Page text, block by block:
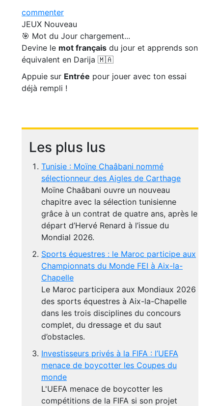
commenter
JEUX Nouveau
🎯 Mot du Jour chargement...
Devine le mot français du jour et apprends son
équivalent en Darija 🇲🇦
Appuie sur Entrée pour jouer avec ton essai
déjà rempli !
Les plus lus
Tunisie : Moïne Chaâbani nommé
sélectionneur des Aigles de Carthage
Moïne Chaâbani ouvre un nouveau
chapitre avec la sélection tunisienne
grâce à un contrat de quatre ans, après le
départ d’Hervé Renard à l’issue du
Mondial 2026.
Sports équestres : le Maroc participe aux
Championnats du Monde FEI à Aix-la-
Chapelle
Le Maroc participera aux Mondiaux 2026
des sports équestres à Aix-la-Chapelle
dans les trois disciplines du concours
complet, du dressage et du saut
d’obstacles.
Investisseurs privés à la FIFA : l’UEFA
menace de boycotter les Coupes du
monde
L'UEFA menace de boycotter les
compétitions de la FIFA si son projet